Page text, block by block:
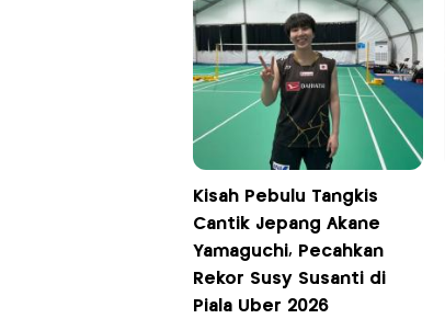
Kisah Pebulu Tangkis
Cantik Jepang Akane
Yamaguchi, Pecahkan
Rekor Susy Susanti di
Piala Uber 2026